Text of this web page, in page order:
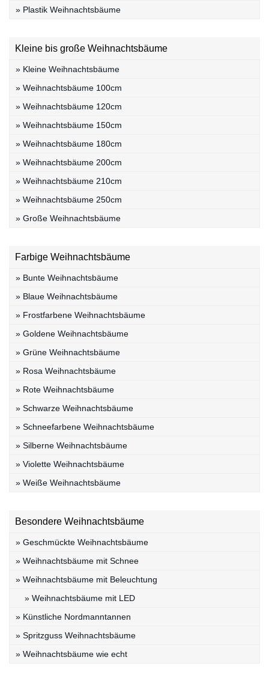
» Plastik Weihnachtsbäume
Kleine bis große Weihnachtsbäume
» Kleine Weihnachtsbäume
» Weihnachtsbäume 100cm
» Weihnachtsbäume 120cm
» Weihnachtsbäume 150cm
» Weihnachtsbäume 180cm
» Weihnachtsbäume 200cm
» Weihnachtsbäume 210cm
» Weihnachtsbäume 250cm
» Große Weihnachtsbäume
Farbige Weihnachtsbäume
» Bunte Weihnachtsbäume
» Blaue Weihnachtsbäume
» Frostfarbene Weihnachtsbäume
» Goldene Weihnachtsbäume
» Grüne Weihnachtsbäume
» Rosa Weihnachtsbäume
» Rote Weihnachtsbäume
» Schwarze Weihnachtsbäume
» Schneefarbene Weihnachtsbäume
» Silberne Weihnachtsbäume
» Violette Weihnachtsbäume
» Weiße Weihnachtsbäume
Besondere Weihnachtsbäume
» Geschmückte Weihnachtsbäume
» Weihnachtsbäume mit Schnee
» Weihnachtsbäume mit Beleuchtung
» Weihnachtsbäume mit LED
» Künstliche Nordmanntannen
» Spritzguss Weihnachtsbäume
» Weihnachtsbäume wie echt